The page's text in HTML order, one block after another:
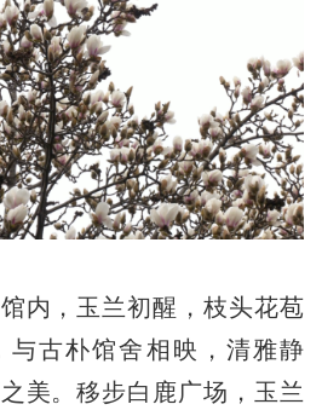
，玉兰初醒，枝头花苞
与古朴馆舍相映，清雅静
美。移步白鹿广场，玉兰